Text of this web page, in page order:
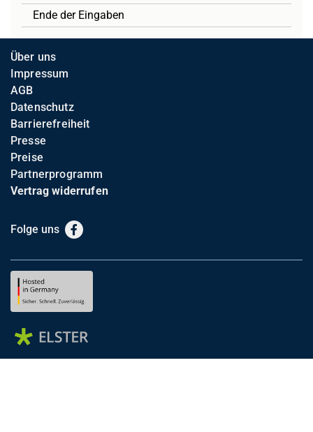
Ende der Eingaben
Über uns
Impressum
AGB
Datenschutz
Barrierefreiheit
Presse
Preise
Partnerprogramm
Vertrag widerrufen
Folge uns Facebook